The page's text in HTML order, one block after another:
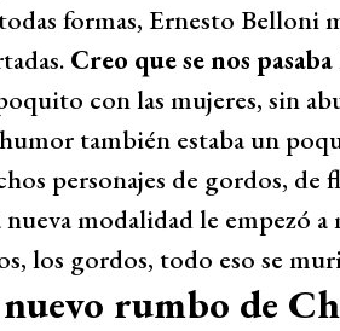
formas, Ernesto Belloni
Creo que se nos
con las mujeres, sin
también estaba un
personajes de gordos, de
nueva modalidad le empezó
los gordos, todo eso se
rumbo de